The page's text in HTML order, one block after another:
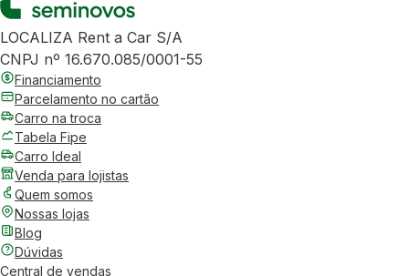
LOCALIZA Rent a Car S/A
CNPJ nº 16.670.085/0001-55
Financiamento
Parcelamento no cartão
Carro na troca
Tabela Fipe
Carro Ideal
Venda para lojistas
Quem somos
Nossas lojas
Blog
Dúvidas
Central de vendas